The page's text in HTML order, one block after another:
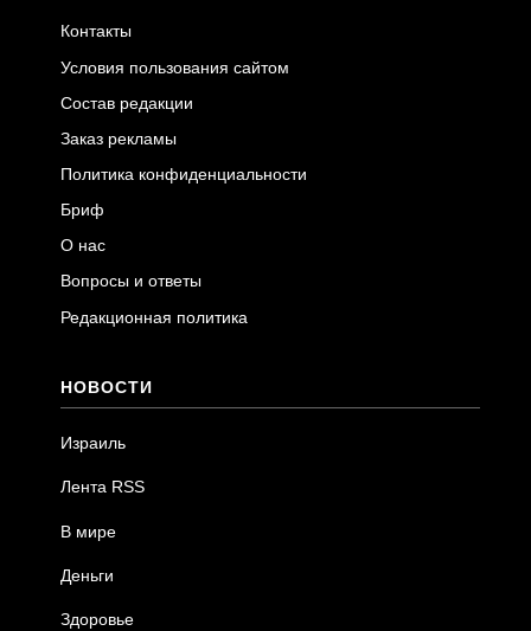
Контакты
Условия пользования сайтом
Состав редакции
Заказ рекламы
Политика конфиденциальности
Бриф
О нас
Вопросы и ответы
Редакционная политика
НОВОСТИ
Израиль
Лента RSS
В мире
Деньги
Здоровье